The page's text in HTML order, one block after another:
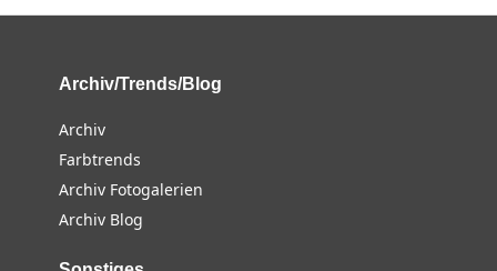
Archiv/Trends/Blog
Archiv
Farbtrends
Archiv Fotogalerien
Archiv Blog